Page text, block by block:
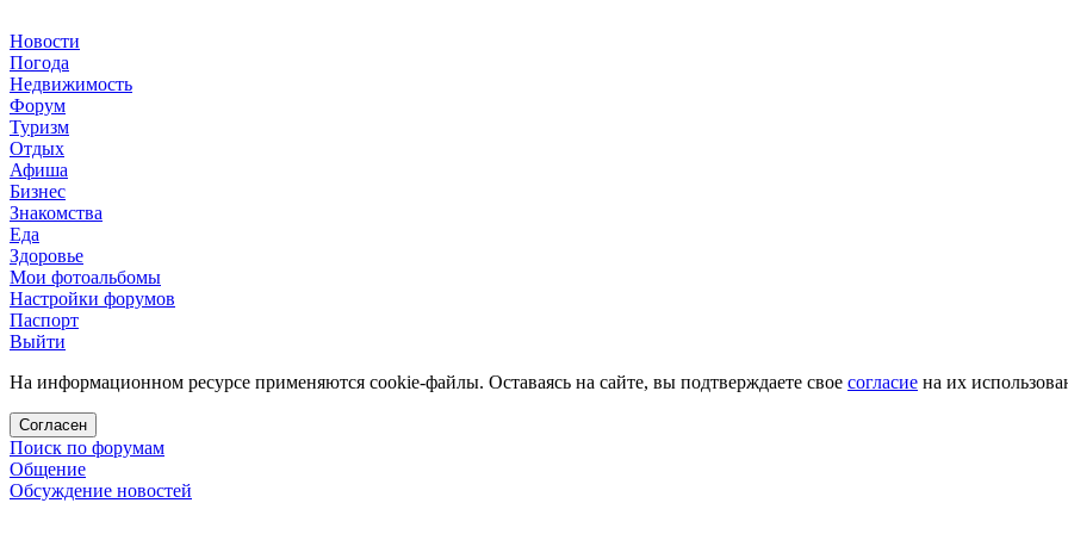
Новости
Погода
Недвижимость
Форум
Туризм
Отдых
Афиша
Бизнес
Знакомства
Еда
Здоровье
Мои фотоальбомы
Настройки форумов
Паспорт
Выйти
На информационном ресурсе применяются cookie-файлы. Оставаясь на сайте, вы подтверждаете свое согласие на их
Согласен
Поиск по форумам
Общение
Обсуждение новостей